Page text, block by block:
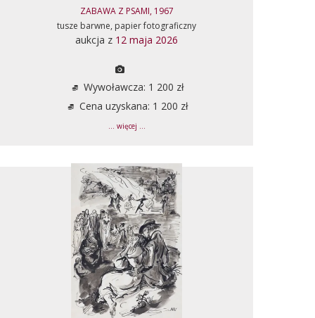
ZABAWA Z PSAMI, 1967
tusze barwne, papier fotograficzny
aukcja z 12 maja 2026
Wywoławcza: 1 200 zł
Cena uzyskana: 1 200 zł
... więcej ...